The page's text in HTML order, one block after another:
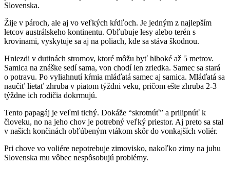
Slovenska.
Žije v pároch, ale aj vo veľkých kŕdľoch. Je jedným z najlepším
letcov austrálskeho kontinentu. Obľubuje lesy alebo terén s
krovinami, vyskytuje sa aj na poliach, kde sa stáva škodnou.
Hniezdi v dutinách stromov, ktoré môžu byť hlboké až 5 metrov.
Samica na znáške sedí sama, von chodí len zriedka. Samec sa stará
o potravu. Po vyliahnutí kŕmia mláďatá samec aj samica. Mláďatá sa
naučiť lietať zhruba v piatom týždni veku, pričom ešte zhruba 2-3
týždne ich rodičia dokrmujú.
Tento papagáj je veľmi tichý. Dokáže “skrotnúť” a prilipnúť k
človeku, no na jeho chov je potrebný veľký priestor. Aj preto sa stal
v našich končinách obľúbeným vtákom skôr do vonkajších voliér.
Pri chove vo voliére nepotrebuje zimovisko, nakoľko zimy na juhu
Slovenska mu vôbec nespôsobujú problémy.